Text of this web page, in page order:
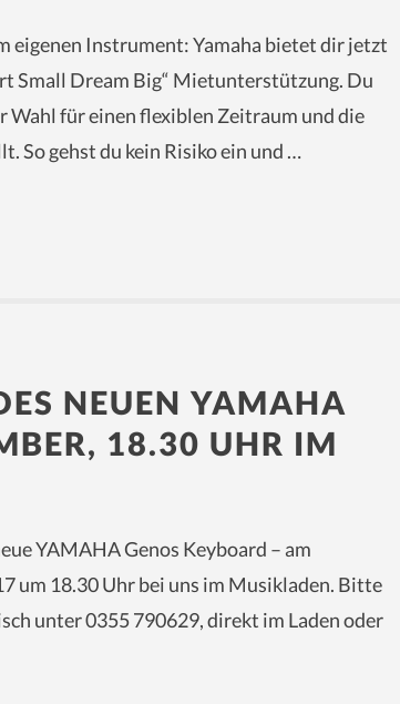
eigenen Instrument: Yamaha bietet dir jetzt
Small Dream Big“ Mietunterstützung. Du
für einen flexiblen Zeitraum und die
So gehst du kein Risiko ein und …
NEUEN YAMAHA
18.30 UHR IM
YAMAHA Genos Keyboard – am
um 18.30 Uhr bei uns im Musikladen. Bitte
unter 0355 790629, direkt im Laden oder